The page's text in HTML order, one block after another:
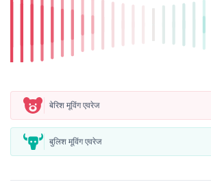
बेरिश मूविंग एवरेज
बुलिश मूविंग एवरेज